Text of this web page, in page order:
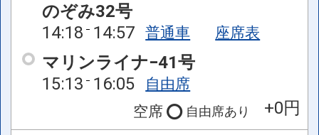
のぞみ32号
14:18 14:57 普通車 座席表
マリンライナ−41号
15:13 16:05
自由席
空席
自由席あり
+0円